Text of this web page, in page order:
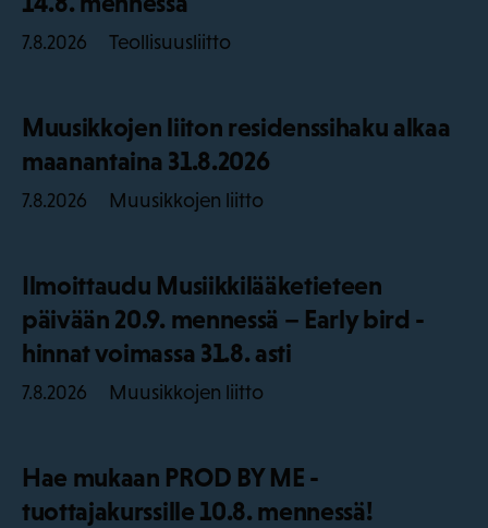
7.8.2026 Teollisuusliitto
Muusikkojen liiton residenssihaku alkaa
maanantaina 31.8.2026
7.8.2026 Muusikkojen liitto
Ilmoittaudu Musiikkilääketieteen
päivään 20.9. mennessä – Early bird -
hinnat voimassa 31.8. asti
7.8.2026 Muusikkojen liitto
Hae mukaan PROD BY ME -
tuottajakurssille 10.8. mennessä!